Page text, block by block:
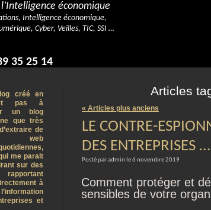
économique
Intelligence économique,
Cyber, Veilles, TIC, SSI …
35 25 14
Articles
« Articles plus anciens
LE CONTRE-
DES ENTREPRISES …
Posté par admin le 6 novembre 2019
Comment protéger et
sensibles de votre
créé en
pas à
un blog
que très
de
web
me parait
sur des
à
et